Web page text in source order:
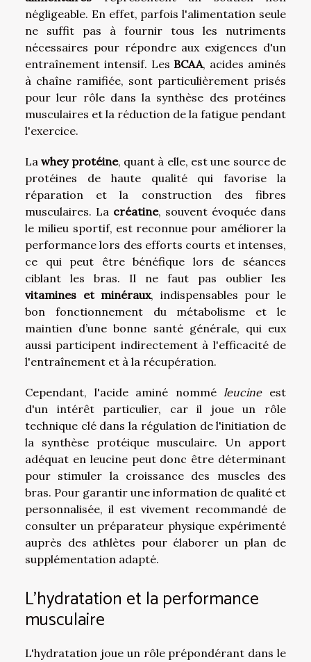
négligeable. En effet, parfois l'alimentation seule
ne suffit pas à fournir tous les nutriments
nécessaires pour répondre aux exigences d'un
entraînement intensif. Les BCAA, acides aminés
à chaîne ramifiée, sont particulièrement prisés
pour leur rôle dans la synthèse des protéines
musculaires et la réduction de la fatigue pendant
l'exercice.
Lawhey protéine, quant à elle, est une source de
protéines de haute qualité qui favorise la
réparation et la construction des fibres
musculaires. La créatine, souvent évoquée dans
le milieu sportif, est reconnue pour améliorer la
performance lors des efforts courts et intenses,
ce qui peut être bénéfique lors de séances
ciblant les bras. Il ne faut pas oublier les
vitamines et minéraux, indispensables pour le
bon fonctionnement du métabolisme et le
maintien d’une bonne santé générale, qui eux
aussi participent indirectement à l'efficacité de
l'entraînement et à la récupération.
Cependant, l'acide aminé nommé leucineest
d'un intérêt particulier, car il joue un rôle
technique clé dans la régulation de l'initiation de
la synthèse protéique musculaire. Un apport
adéquat en leucine peut donc être déterminant
pour stimuler la croissance des muscles des
bras. Pour garantir une information de qualité et
personnalisée, il est vivement recommandé de
consulter un préparateur physique expérimenté
auprès des athlètes pour élaborer un plan de
supplémentation adapté.
L'hydratation et la performance
musculaire
L'hydratation joue un rôle prépondérant dans le